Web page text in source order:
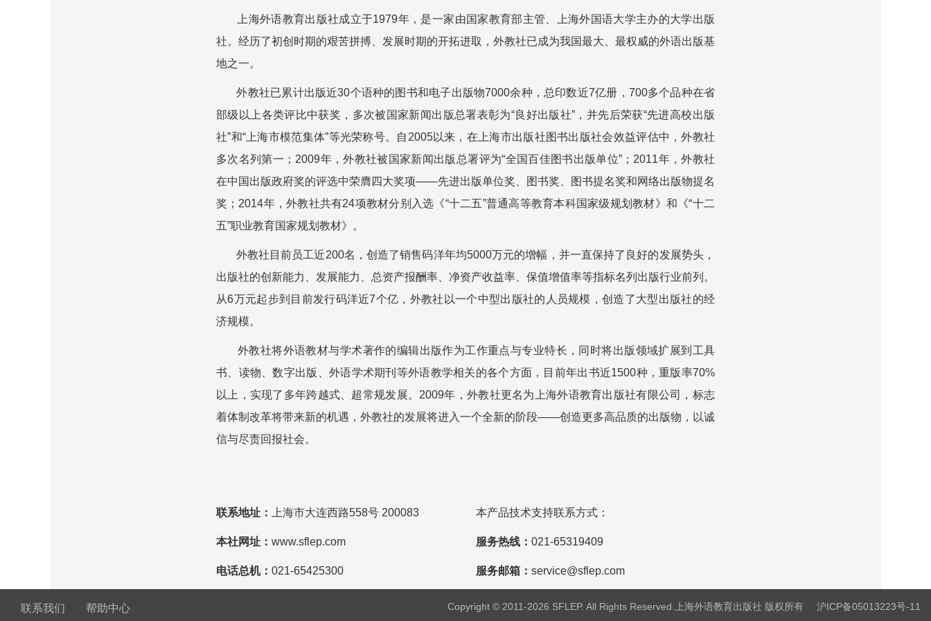
上海外语教育出版社成立于1979年，是一家由国家教育部主管、上海外国语大学主办的大学出版
社。经历了初创时期的艰苦拼搏、发展时期的开拓进取，外教社已成为我国最大、最权威的外语出版基
地之一。
外教社已累计出版近30个语种的图书和电子出版物7000余种，总印数近7亿册，700多个品种在省
部级以上各类评比中获奖，多次被国家新闻出版总署表彰为“良好出版社”，并先后荣获“先进高校出版
社”和“上海市模范集体”等光荣称号。自2005以来，在上海市出版社图书出版社会效益评估中，外教社
多次名列第一；2009年，外教社被国家新闻出版总署评为“全国百佳图书出版单位”；2011年，外教社
在中国出版政府奖的评选中荣膺四大奖项——先进出版单位奖、图书奖、图书提名奖和网络出版物提名
奖；2014年，外教社共有24项教材分别入选《“十二五”普通高等教育本科国家级规划教材》和《“十二
五”职业教育国家规划教材》。
外教社目前员工近200名，创造了销售码洋年均5000万元的增幅，并一直保持了良好的发展势头，
出版社的创新能力、发展能力、总资产报酬率、净资产收益率、保值增值率等指标名列出版行业前列。
从6万元起步到目前发行码洋近7个亿，外教社以一个中型出版社的人员规模，创造了大型出版社的经
济规模。
外教社将外语教材与学术著作的编辑出版作为工作重点与专业特长，同时将出版领域扩展到工具
书、读物、数字出版、外语学术期刊等外语教学相关的各个方面，目前年出书近1500种，重版率70%
以上，实现了多年跨越式、超常规发展。2009年，外教社更名为上海外语教育出版社有限公司，标志
着体制改革将带来新的机遇，外教社的发展将进入一个全新的阶段——创造更多高品质的出版物，以诚
信与尽责回报社会。
联系地址： 上海市大连西路558号 200083
本社网址： www.sflep.com
电话总机： 021-65425300
本产品技术支持联系方式：
服务热线： 021-65319409
服务邮箱： service@sflep.com
联系我们 帮助中心 Copyright © 2011-2026 SFLEP. All Rights Reserved.上海外语教育出版社 版权所有 沪ICP备05013223号-11